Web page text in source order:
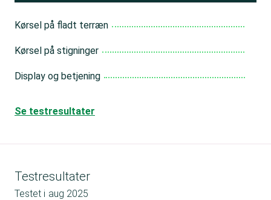
Kørsel på fladt terræn
Kørsel på stigninger
Display og betjening
Se testresultater
Testresultater
Testet i aug 2025